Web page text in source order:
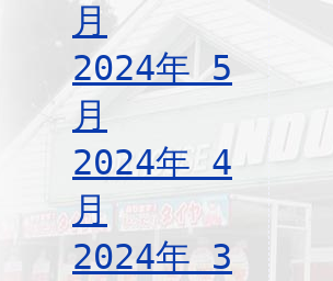
月
2024年 5
月
2024年 4
月
2024年 3